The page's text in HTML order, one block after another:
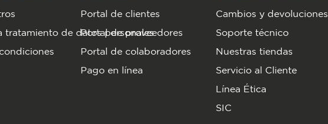
tratamiento de datos personales
Portal de clientes
Portal de proveedores
Portal de colaboradores
Pago en línea
Cambios y devoluciones
Soporte técnico
Nuestras tiendas
Servicio al Cliente
Línea Ética
SIC